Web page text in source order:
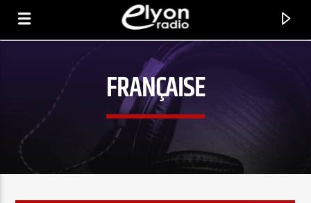
RADIO ELYON
POSITIVE ET ENCOURAGEANTE !
FRANÇAISE